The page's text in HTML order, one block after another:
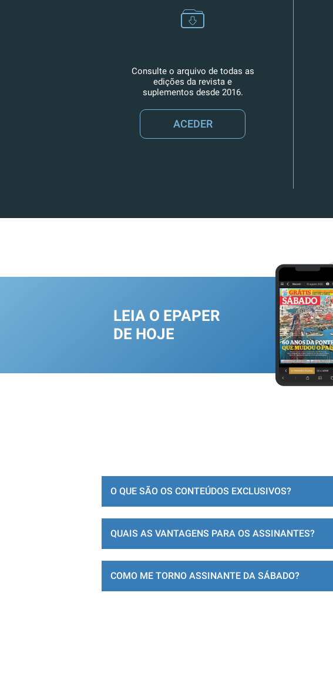
Consulte o arquivo de todas as
edições da revista e
suplementos desde 2016.
ACEDER
LEIA O EPAPER
DE HOJE
O QUE SÃO OS CONTEÚDOS EXCLUSIVOS?
QUAIS AS VANTAGENS PARA OS ASSINANTES?
COMO ME TORNO ASSINANTE DA SÁBADO?